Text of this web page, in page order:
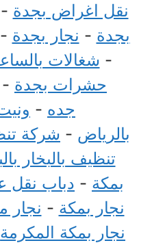
نقل اغراض بجدة -
بجدة - نجار بجدة -
- شغالات
حشرات بجدة -
جده -
بالرياض - شركة
تنظيف بالبخار
بمكة - دباب
نجار بمكة - نجار
نجار بمكة المكرمة